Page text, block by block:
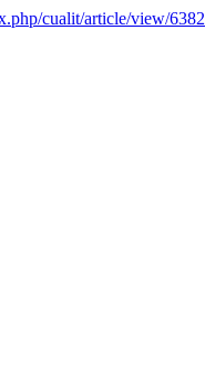
cualit/article/view/6382